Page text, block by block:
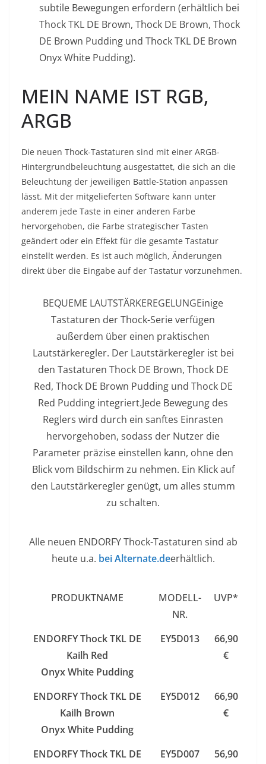
subtile Bewegungen erfordern (erhältlich bei
Thock TKL DE Brown, Thock DE Brown, Thock
DE Brown Pudding und Thock TKL DE Brown
Onyx White Pudding).
MEIN NAME IST RGB,
ARGB
Die neuen Thock-Tastaturen sind mit einer ARGB-
Hintergrundbeleuchtung ausgestattet, die sich an die
Beleuchtung der jeweiligen Battle-Station anpassen
lässt. Mit der mitgelieferten Software kann unter
anderem jede Taste in einer anderen Farbe
hervorgehoben, die Farbe strategischer Tasten
geändert oder ein Effekt für die gesamte Tastatur
einstellt werden. Es ist auch möglich, Änderungen
direkt über die Eingabe auf der Tastatur vorzunehmen.
BEQUEME LAUTSTÄRKEREGELUNGEinige
Tastaturen der Thock-Serie verfügen
außerdem über einen praktischen
Lautstärkeregler. Der Lautstärkeregler ist bei
den Tastaturen Thock DE Brown, Thock DE
Red, Thock DE Brown Pudding und Thock DE
Red Pudding integriert.Jede Bewegung des
Reglers wird durch ein sanftes Einrasten
hervorgehoben, sodass der Nutzer die
Parameter präzise einstellen kann, ohne den
Blick vom Bildschirm zu nehmen. Ein Klick auf
den Lautstärkeregler genügt, um alles stumm
zu schalten.
Alle neuen ENDORFY Thock-Tastaturen sind ab
heute u.a. bei Alternate.deerhältlich.
PRODUKTNAME
MODELL-
NR.
UVP*
ENDORFY Thock TKL DE
Kailh Red
Onyx White Pudding
EY5D013
66,90
€
ENDORFY Thock TKL DE
Kailh Brown
Onyx White Pudding
EY5D012
66,90
€
ENDORFY Thock TKL DE
EY5D007
56,90